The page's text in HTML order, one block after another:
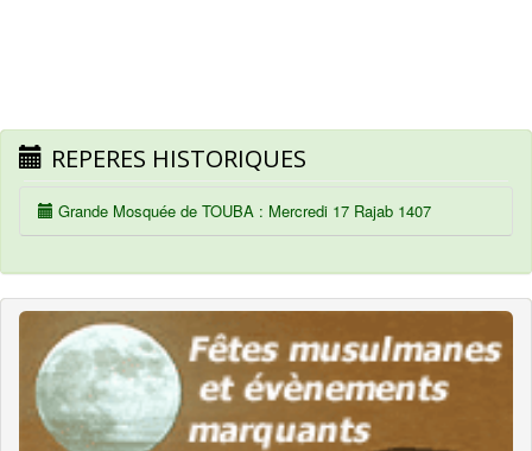
REPERES HISTORIQUES
Grande Mosquée de TOUBA : Mercredi 17 Rajab 1407